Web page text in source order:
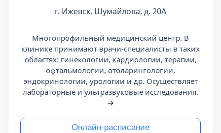
г. Ижевск, Шумайлова, д. 20А
Многопрофильный медицинский центр. В
клинике принимают врачи-специалисты в таких
областях: гинекологии, кардиологии, терапии,
офтальмологии, отоларингологии,
эндокринологии, урологии и др. Осуществляет
лабораторные и ультразвуковые исследования.
→
Онлайн-расписание